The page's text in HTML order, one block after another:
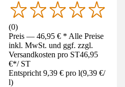
(0)
Preis — 46,95 € * Alle Preise
inkl. MwSt. und ggf. zzgl.
Versandkosten pro ST46,95
€*/ ST
Entspricht 9,39 € pro l(9,39 €/
l)